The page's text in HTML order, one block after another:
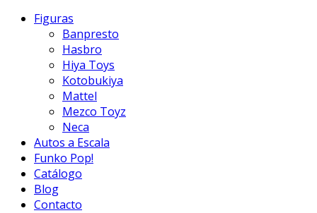
Figuras
Banpresto
Hasbro
Hiya Toys
Kotobukiya
Mattel
Mezco Toyz
Neca
Autos a Escala
Funko Pop!
Catálogo
Blog
Contacto